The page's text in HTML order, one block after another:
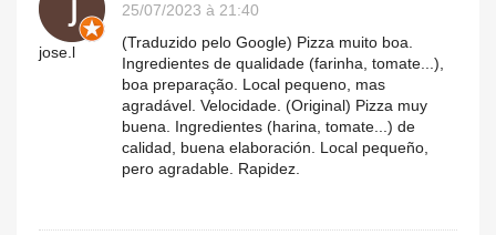
jose.l
25/07/2023 à 21:40
(Traduzido pelo Google) Pizza muito boa.
Ingredientes de qualidade (farinha, tomate...),
boa preparação. Local pequeno, mas
agradável. Velocidade. (Original) Pizza muy
buena. Ingredientes (harina, tomate...) de
calidad, buena elaboración. Local pequeño,
pero agradable. Rapidez.